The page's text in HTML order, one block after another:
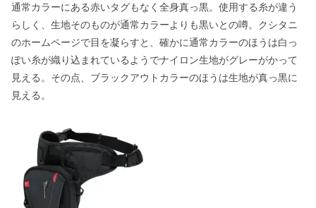
通常カラーにある赤いタグもなく全身真っ黒。使用する糸が違う
らしく、生地そのものが通常カラーよりも黒いとの噂。クシタニ
のホームページで目を凝らすと、確かに通常カラーのほうは白っ
ぽい糸が織り込まれているようでナイロン生地がグレーがかって
見える。その点、ブラックアウトカラーのほうは生地が真っ黒に
見える。